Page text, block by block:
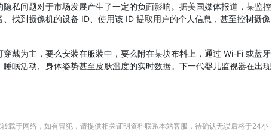
问题对于市场发展产生了一定的负面影响。据美国媒体报道，某监控
找到摄像机的设备 ID、使用该 ID 提取用户的个人信息，甚至控制摄像
为主，要么安装在服装中，要么附在某块布料上，通过 Wi-Fi 或蓝牙
眠活动、身体姿势甚至皮肤温度的实时数据。下一代婴儿监视器在出现
载于网络，如有冒犯，请提供相关证明资料联系本站客服，待确认无误后将于24小